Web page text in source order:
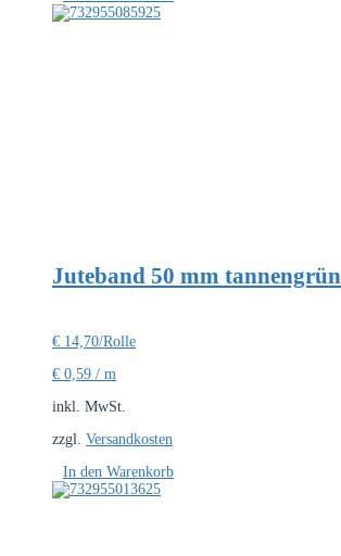
Juteband 50 mm
€ 14,70/Rolle
€ 0,59 / m
inkl. MwSt.
zzgl. Versandkosten
In den Warenkorb